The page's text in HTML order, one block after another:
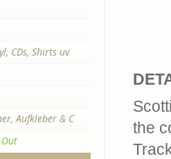
the
CDs, Shirts uv
Aufkleber & C
Out